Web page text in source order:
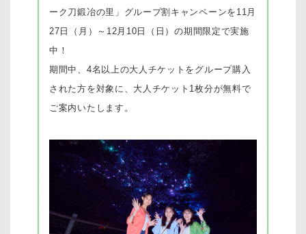
ーク刀鍛冶の里」グループ割キャンペーンを11月
27日（月）～12月10日（日）の期間限定で実施
中！
期間中、4名以上の大人チケットをグループ購入
された方を対象に、大人チケット1枚分が無料で
ご案内いたします。